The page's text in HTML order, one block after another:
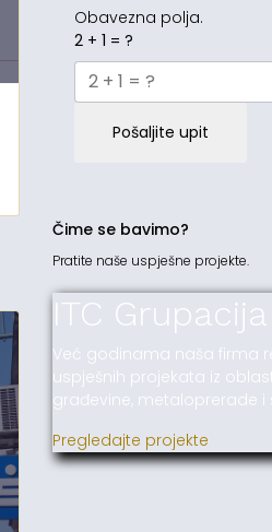
Obavezna polja.
2 + 1 = ?
Pošaljite upit
Čime se bavimo?
Pratite naše uspješne projekte.
ITC Grupacija
Već godinama naša firma
uspješnih projekata iz
građevine, metaloprerade i
Pregledajte projekte